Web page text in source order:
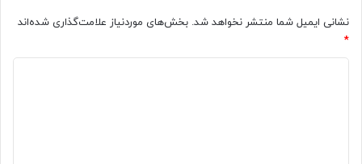
م
د
ی
ج
د
ی
نشانی ایمیل شما منتشر نخواهد شد. بخش‌های موردنیاز علامت‌گذاری شده‌اند
*